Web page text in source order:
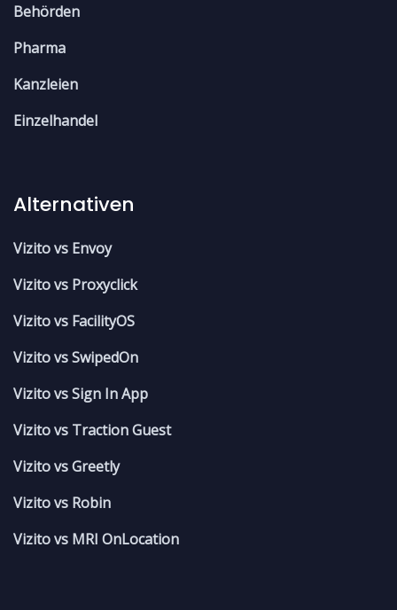
Behörden
Pharma
Kanzleien
Einzelhandel
Alternativen
Vizito vs Envoy
Vizito vs Proxyclick
Vizito vs FacilityOS
Vizito vs SwipedOn
Vizito vs Sign In App
Vizito vs Traction Guest
Vizito vs Greetly
Vizito vs Robin
Vizito vs MRI OnLocation